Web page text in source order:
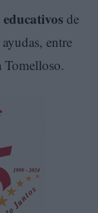
de
entre
Tomelloso.